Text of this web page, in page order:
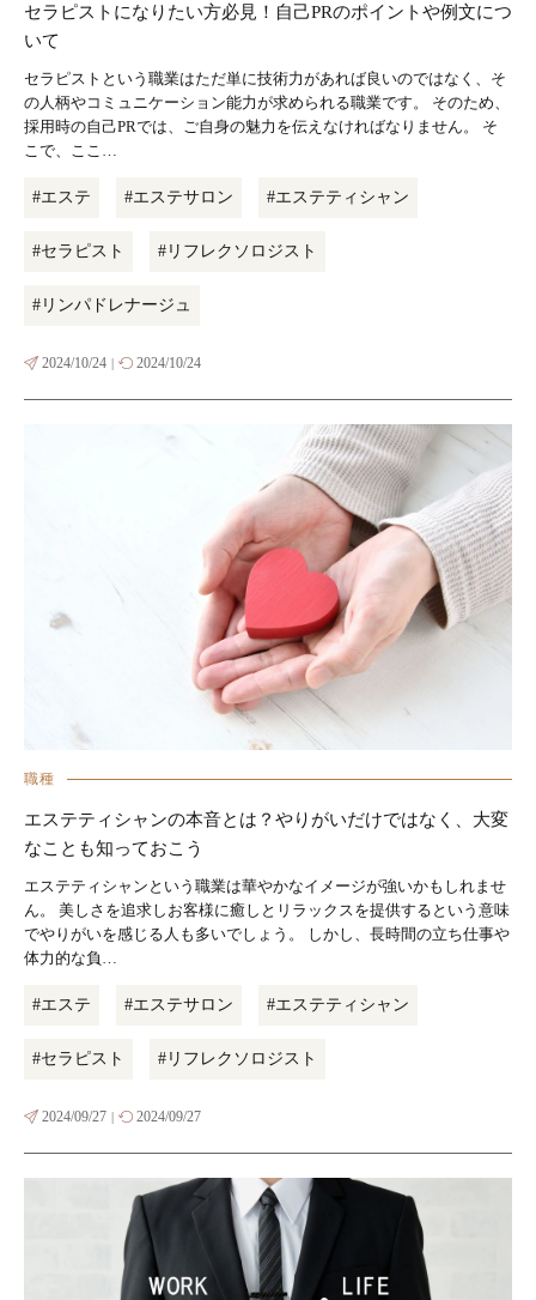
セラピストになりたい方必見！自己PRのポイントや例文につ
いて
セラピストという職業はただ単に技術力があれば良いのではなく、そ
の人柄やコミュニケーション能力が求められる職業です。 そのため、
採用時の自己PRでは、ご自身の魅力を伝えなければなりません。 そ
こで、ここ…
#エステ #エステサロン #エステティシャン
#セラピスト #リフレクソロジスト
#リンパドレナージュ
2024/10/24 | 2024/10/24
職種
エステティシャンの本音とは？やりがいだけではなく、大変
なことも知っておこう
エステティシャンという職業は華やかなイメージが強いかもしれませ
ん。 美しさを追求しお客様に癒しとリラックスを提供するという意味
でやりがいを感じる人も多いでしょう。 しかし、長時間の立ち仕事や
体力的な負…
#エステ #エステサロン #エステティシャン
#セラピスト #リフレクソロジスト
2024/09/27 | 2024/09/27